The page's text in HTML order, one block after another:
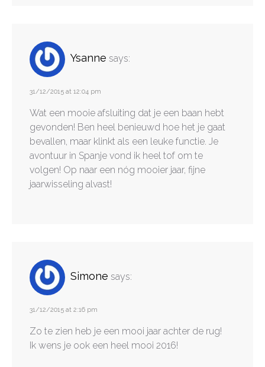
Ysanne says:
31/12/2015 at 12:04 pm
Wat een mooie afsluiting dat je een baan hebt
gevonden! Ben heel benieuwd hoe het je gaat
bevallen, maar klinkt als een leuke functie. Je
avontuur in Spanje vond ik heel tof om te
volgen! Op naar een nóg mooier jaar, fijne
jaarwisseling alvast!
Simone says:
31/12/2015 at 2:16 pm
Zo te zien heb je een mooi jaar achter de rug!
Ik wens je ook een heel mooi 2016!